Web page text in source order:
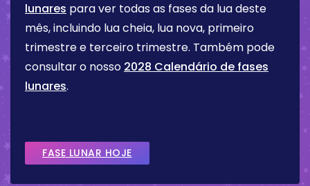
lunares para ver todas as fases da lua deste
mês, incluindo lua cheia, lua nova, primeiro
trimestre e terceiro trimestre. Também pode
consultar o nosso 2028 Calendário de fases
lunares.
FASE LUNAR HOJE